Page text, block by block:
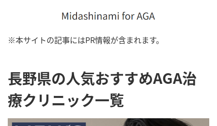
※本サイトの記事にはPR情報が含まれます。
長野県の人気おすすめAGA治
療クリニック一覧